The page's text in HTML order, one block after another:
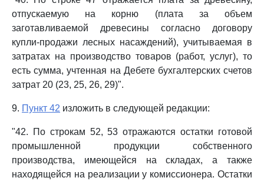
отпускаемую на корню (плата за объем
заготавливаемой древесины согласно договору
купли-продажи лесных насаждений), учитываемая в
затратах на производство товаров (работ, услуг), то
есть сумма, учтенная на Дебете бухгалтерских счетов
затрат 20 (23, 25, 26, 29)".
9. Пункт 42 изложить в следующей редакции:
"42. По строкам 52, 53 отражаются остатки готовой
промышленной продукции собственного
производства, имеющейся на складах, а также
находящейся на реализации у комиссионера. Остатки